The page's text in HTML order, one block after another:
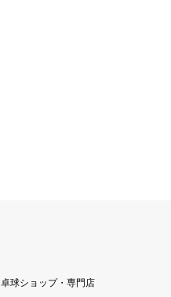
卓球ショップ・専門店